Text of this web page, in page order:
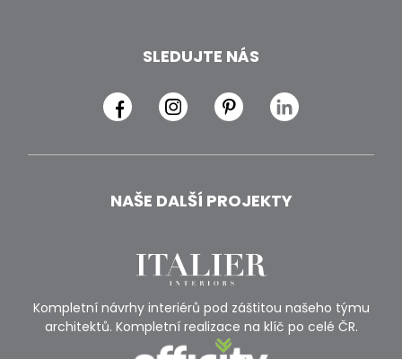
SLEDUJTE NÁS
NAŠE DALŠÍ PROJEKTY
Kompletní návrhy interiérů pod záštitou našeho týmu
architektů. Kompletní realizace na klíč po celé ČR.